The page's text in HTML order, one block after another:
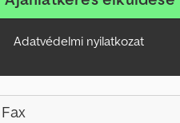
Adatvédelmi nyilatkozat